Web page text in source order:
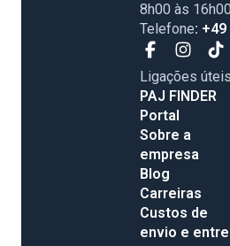
8h00 às 16h00
Telefone:
Ligações úteis
PAJ FINDER
Portal
Sobre a
empresa
Blog
Carreiras
Custos de
envio e